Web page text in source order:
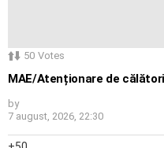
50 Votes
MAE/Atenționare de
by
7 august, 2026, 22:30